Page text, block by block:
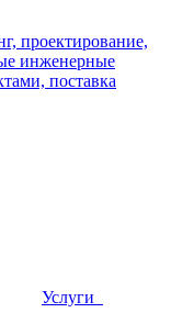
Услуги